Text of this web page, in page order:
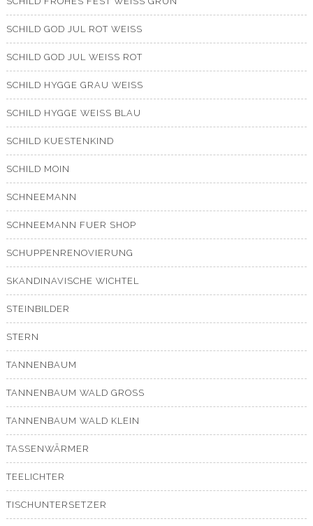
SCHILD GOD JUL ROT WEISS
SCHILD GOD JUL WEISS ROT
SCHILD HYGGE GRAU WEISS
SCHILD HYGGE WEISS BLAU
SCHILD KUESTENKIND
SCHILD MOIN
SCHNEEMANN
SCHNEEMANN FUER SHOP
SCHUPPENRENOVIERUNG
SKANDINAVISCHE WICHTEL
STEINBILDER
STERN
TANNENBAUM
TANNENBAUM WALD GROSS
TANNENBAUM WALD KLEIN
TASSENWÄRMER
TEELICHTER
TISCHUNTERSETZER